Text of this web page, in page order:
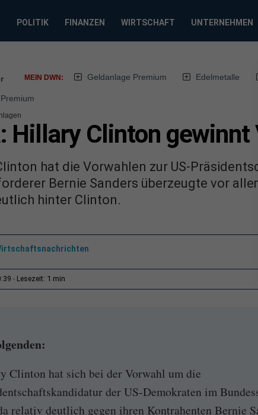
POLITIK FINANZEN WIRTSCHAFT UNTERNEHMEN
MEIN DWN: Geldanlage Premium Edelmetalle
Hillary Clinton gewinnt
hat die Vorwahlen zur US-
Bernie Sanders überzeugte vor
hinter Clinton.
Lesezeit: 1 min
Clinton hat sich bei der Vorwahl um die
der US-Demokraten im
relativ deutlich gegen ihren Kontrahenten Bernie